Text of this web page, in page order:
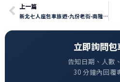
上一篇
新北七人座包車旅遊-九份老街-南雅奇岩-陰陽海
立即詢問包
告知日期、人數
30 分鐘內回覆